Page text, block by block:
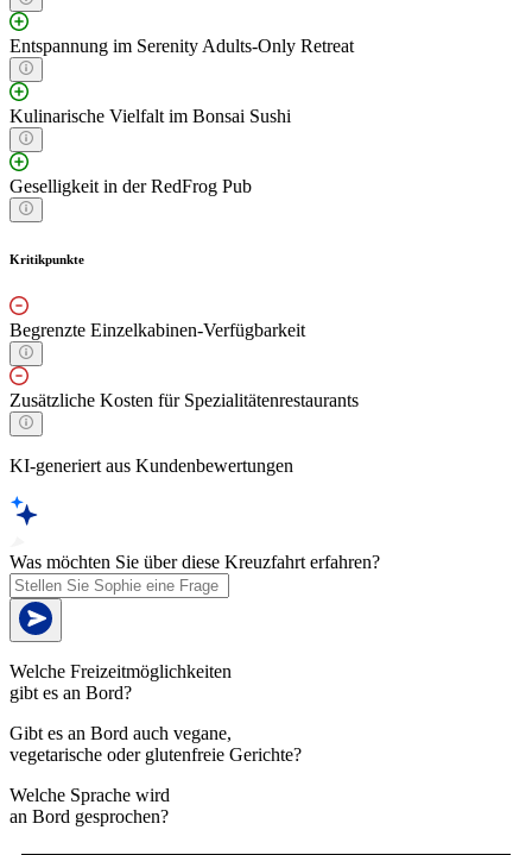
Entspannung im Serenity Adults-Only Retreat
Kulinarische Vielfalt im Bonsai Sushi
Geselligkeit in der RedFrog Pub
Kritikpunkte
Begrenzte Einzelkabinen-Verfügbarkeit
Zusätzliche Kosten für Spezialitätenrestaurants
KI-generiert aus Kundenbewertungen
Was möchten Sie über diese Kreuzfahrt erfahren?
Welche Freizeitmöglichkeiten
gibt es an Bord?
Gibt es an Bord auch vegane,
vegetarische oder glutenfreie Gerichte?
Welche Sprache wird
an Bord gesprochen?